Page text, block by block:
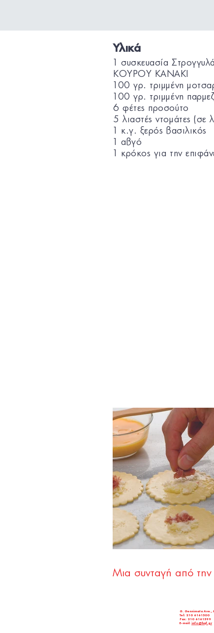
Υλικά
1 συσκευασία
ΚΟΥΡΟΥ KANAKI
100 γρ. τριμμένη
100 γρ. τριμμένη
6 φέτες προσούτο
5 λιαστές ντομάτες (σε
1 κ.γ. ξερός βασιλικός
1 αβγό
1 κρόκος για την
Μια συνταγή από
G. Gennimata
Tel: 210 6161500
Fax: 210 6161599
E-mail: info@hqf.gr